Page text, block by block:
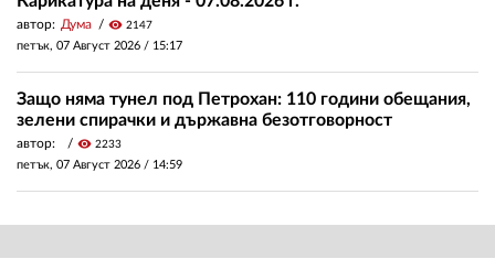
автор: Дума visibility 2147
петък, 07 Август 2026 / 15:17
Защо няма тунел под Петрохан: 110 години обещания,
зелени спирачки и държавна безотговорност
автор: visibility 2233
петък, 07 Август 2026 / 14:59